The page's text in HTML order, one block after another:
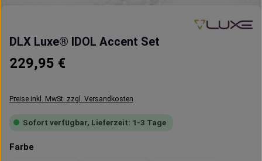
DLX Luxe® IDOL Accent Set
Regulärer Preis:
229,95 €
Preise inkl. MwSt. zzgl. Versandkosten
Sofort verfügbar, Lieferzeit: 1-3 Tage
Farbe